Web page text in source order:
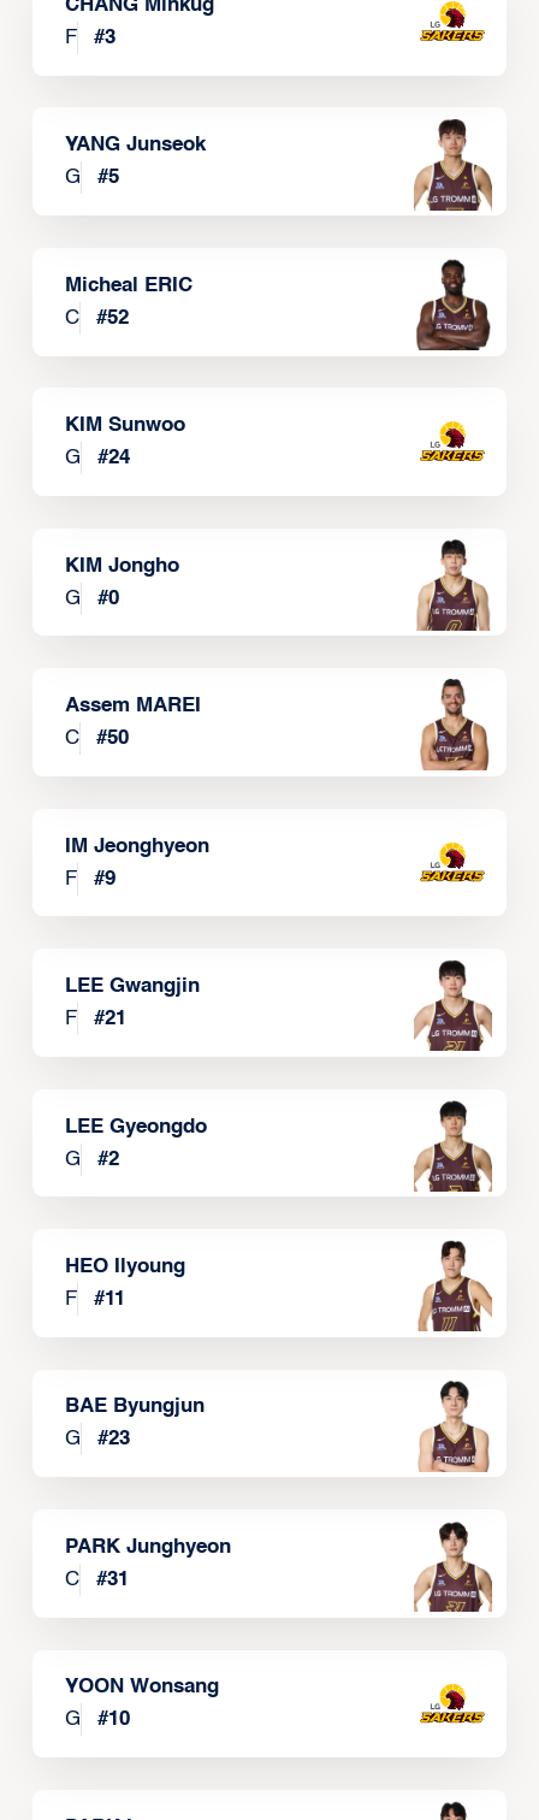
CHANG Minkug
F
#3
YANG Junseok
G
#5
Micheal ERIC
C
#52
KIM Sunwoo
G
#24
KIM Jongho
G
#0
Assem MAREI
C
#50
IM Jeonghyeon
F
#9
LEE Gwangjin
F
#21
LEE Gyeongdo
G
#2
HEO Ilyoung
F
#11
BAE Byungjun
G
#23
PARK Junghyeon
C
#31
YOON Wonsang
G
#10